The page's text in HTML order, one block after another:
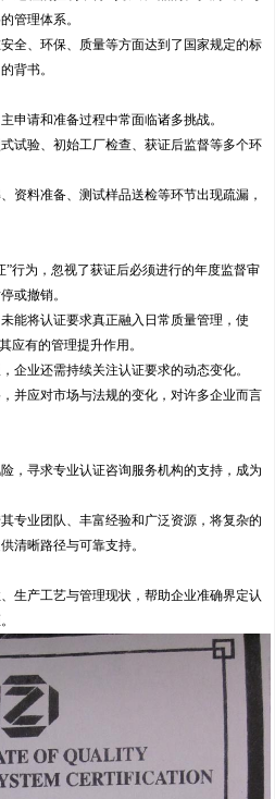
管理体系。
全、环保、质量等方面达到了国家规定的标
背书。
申请和准备过程中常面临诸多挑战。
试验、初始工厂检查、获证后监督等多个环
资料准备、测试样品送检等环节出现疏漏，
行为，忽视了获证后必须进行的年度监督审
或撤销。
能将认证要求真正融入日常质量管理，使
应有的管理提升作用。
企业还需持续关注认证要求的动态变化。
并应对市场与法规的变化，对许多企业而言
，寻求专业认证咨询服务机构的支持，成为
专业团队、丰富经验和广泛资源，将复杂的
清晰路径与可靠支持。
生产工艺与管理现状，帮助企业准确界定认